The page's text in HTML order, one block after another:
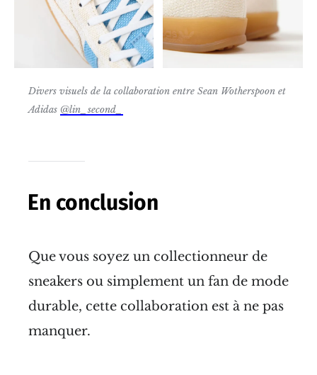
Divers visuels de la collaboration entre Sean Wotherspoon et
Adidas @lin_second_
En conclusion
Que vous soyez un collectionneur de
sneakers ou simplement un fan de mode
durable, cette collaboration est à ne pas
manquer.